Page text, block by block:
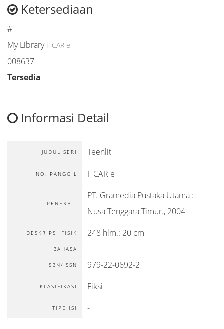
Ketersediaan
#
My Library F CAR e
008637
Tersedia
Informasi Detail
JUDUL SERI Teenlit
NO. PANGGIL F CAR e
PENERBIT
PT. Gramedia Pustaka Utama :
Nusa Tenggara Timur., 2004
DESKRIPSI FISIK 248 hlm.: 20 cm
BAHASA
ISBN/ISSN 979-22-0692-2
KLASIFIKASI Fiksi
TIPE ISI -